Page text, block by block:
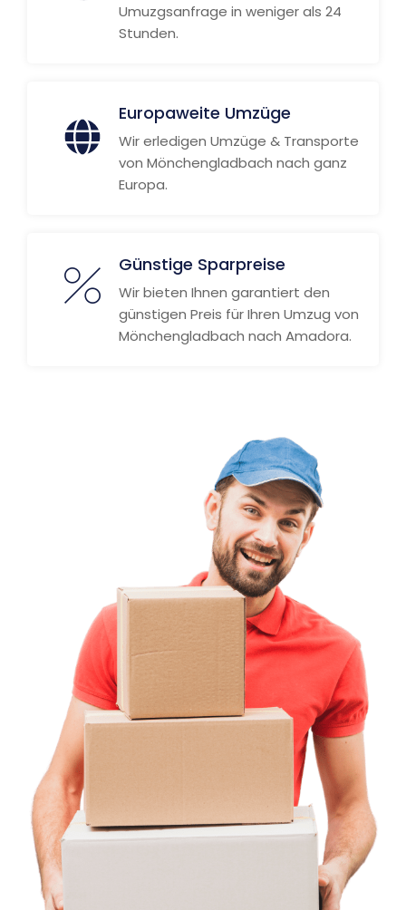
Umuzgsanfrage in weniger als 24
Stunden.
Europaweite Umzüge
Wir erledigen Umzüge & Transporte
von Mönchengladbach nach ganz
Europa.
Günstige Sparpreise
Wir bieten Ihnen garantiert den
günstigen Preis für Ihren Umzug von
Mönchengladbach nach Amadora.